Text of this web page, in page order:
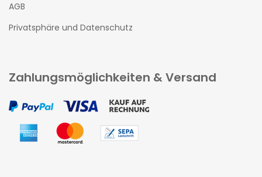
AGB
Privatsphäre und Datenschutz
Zahlungsmöglichkeiten & Versand